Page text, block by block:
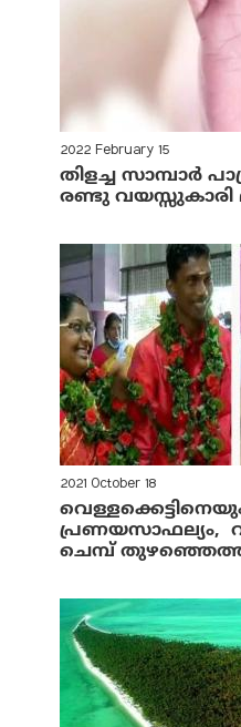
2022 February 15
തിളച്ച സാമ്പാര്‍
രണ്ടു വയസ്സുകാരി
2021 October 18
പ്രണയസാഫല്യം,
ചെമ്പ്